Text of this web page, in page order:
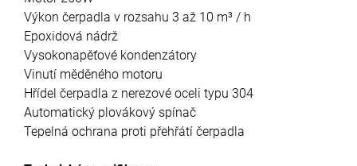
Výkon čerpadla v rozsahu 3 až 10 m³ / h
Epoxidová nádrž
Vysokonapěťové kondenzátory
Vinutí měděného motoru
Hřídel čerpadla z nerezové oceli typu 304
Automatický plovákový spínač
Tepelná ochrana proti přehřátí čerpadla